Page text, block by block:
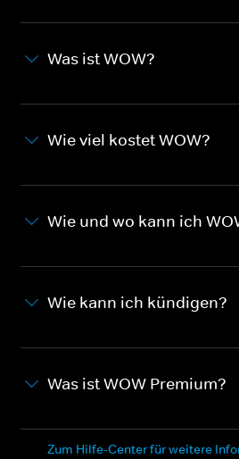
Was ist WOW?
Wie viel kostet WOW?
Wie und wo kann ich
Wie kann ich kündigen?
Was ist WOW Premium?
Zum Hilfe-Center für weitere